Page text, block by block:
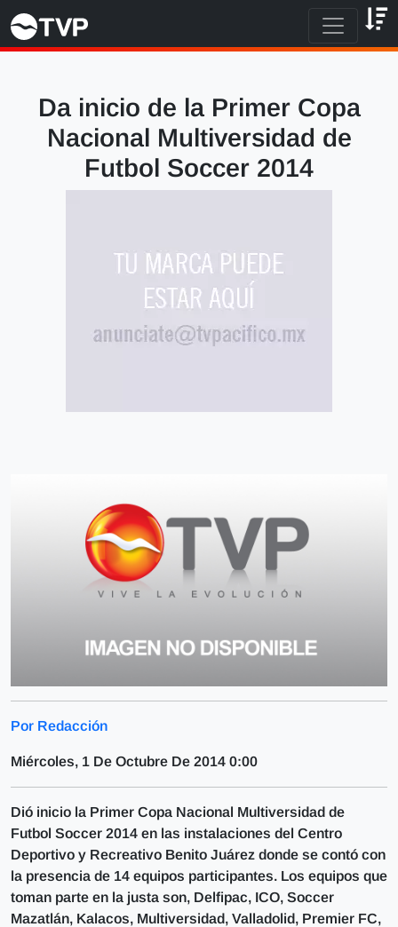
Da inicio de la Primer Copa
Nacional Multiversidad de
Futbol Soccer 2014
Por Redacción
Miércoles, 1 De Octubre De 2014 0:00
Dió inicio la Primer Copa Nacional Multiversidad de
Futbol Soccer 2014 en las instalaciones del Centro
Deportivo y Recreativo Benito Juárez donde se contó con
la presencia de 14 equipos participantes. Los equipos que
toman parte en la justa son, Delfipac, ICO, Soccer
Mazatlán, Kalacos, Multiversidad, Valladolid, Premier FC,